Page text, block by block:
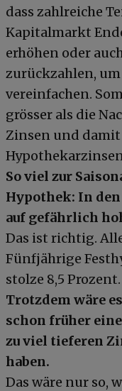
dass zahlreiche
Kapitalmarkt
erhöhen oder
zurückzahlen,
vereinfachen.
grösser als die
Zinsen und
So viel zur
Hypothek: In
auf gefährlich
Das ist richtig.
Fünfjährige
stolze 8,5 Prozent.
Trotzdem wäre
schon früher
zu viel tieferen
haben.
Das wäre nur so,